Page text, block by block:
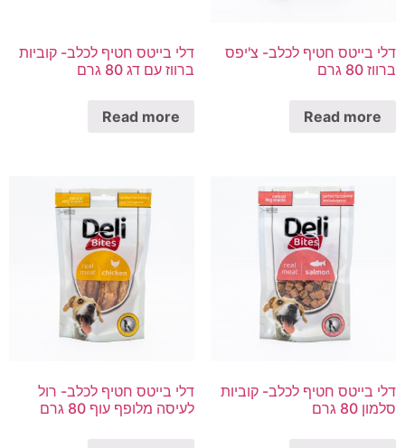
דלי בייטס חטיף לכלב- צ'יפס
ברווז 80 גרם
Read more
דלי בייטס חטיף לכלב- קוביות
ברווז עם דג 80 גרם
Read more
דלי בייטס חטיף לכלב- קוביות
סלמון 80 גרם
דלי בייטס חטיף לכלב- רול
לעיסה מלופף עוף 80 גרם